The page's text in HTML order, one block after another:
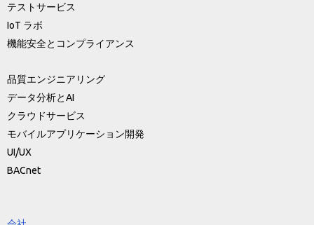
テストサービス
IoT ラボ
機能安全とコンプライアンス
品質エンジニアリング
データ分析とAI
クラウドサービス
モバイルアプリケーション開発
UI/UX
BACnet